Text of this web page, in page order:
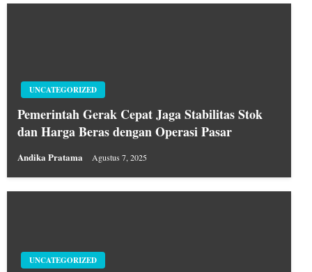
UNCATEGORIZED
Pemerintah Gerak Cepat Jaga Stabilitas Stok
dan Harga Beras dengan Operasi Pasar
Andika Pratama Agustus 7, 2025
UNCATEGORIZED